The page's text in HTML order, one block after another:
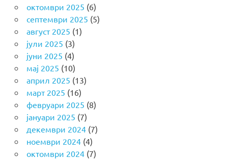
октомври 2025 (6)
септември 2025 (5)
август 2025 (1)
јули 2025 (3)
јуни 2025 (4)
мај 2025 (10)
април 2025 (13)
март 2025 (16)
февруари 2025 (8)
јануари 2025 (7)
декември 2024(7)
ноември 2024(4)
октомври 2024(7)